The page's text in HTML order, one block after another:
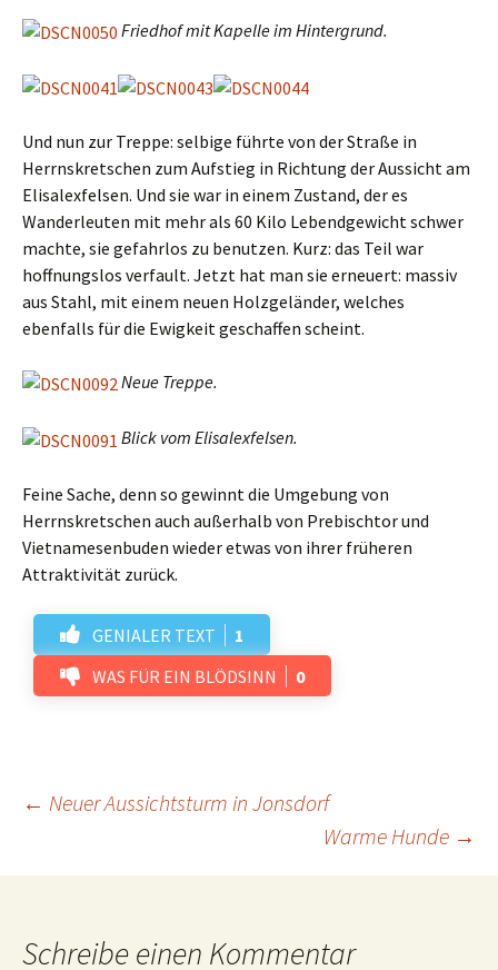
Friedhof mit Kapelle im Hintergrund.
Und nun zur Treppe: selbige führte von der Straße in
Herrnskretschen zum Aufstieg in Richtung der Aussicht am
Elisalexfelsen. Und sie war in einem Zustand, der es
Wanderleuten mit mehr als 60 Kilo Lebendgewicht schwer
machte, sie gefahrlos zu benutzen. Kurz: das Teil war
hoffnungslos verfault. Jetzt hat man sie erneuert: massiv
aus Stahl, mit einem neuen Holzgeländer, welches
ebenfalls für die Ewigkeit geschaffen scheint.
Neue Treppe.
Blick vom Elisalexfelsen.
Feine Sache, denn so gewinnt die Umgebung von
Herrnskretschen auch außerhalb von Prebischtor und
Vietnamesenbuden wieder etwas von ihrer früheren
Attraktivität zurück.
GENIALER TEXT
1
WAS FÜR EIN BLÖDSINN
0
Beitrags-
Navigation
← Neuer Aussichtsturm in Jonsdorf
Warme Hunde →
Schreibe einen Kommentar